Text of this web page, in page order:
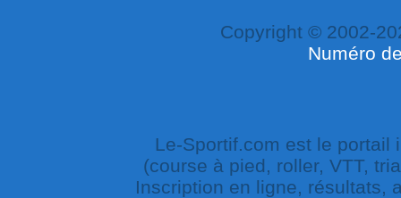
Copyright © 2002-
Numéro
Le-Sportif.com est le portail
(course à pied, roller, VTT,
Inscription en ligne, résultats,